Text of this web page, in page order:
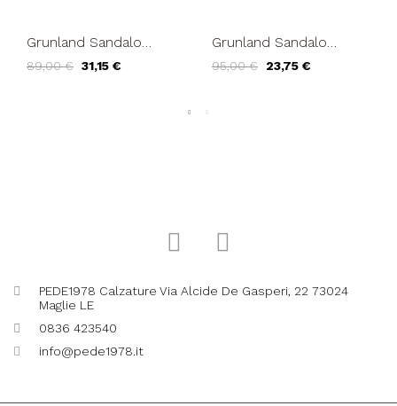
Grunland Sandalo
Strass Pelle Nero
89,00 € 31,15 €
Grunland Sandalo
95,00 € 23,75 €
PEDE1978 Calzature Via Alcide De Gasperi, 22 73024
Maglie LE
0836 423540
info@pede1978.it